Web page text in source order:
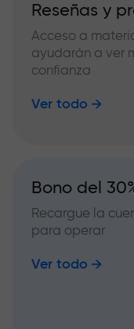
Reseñas y
Acceso a
ayudarán a ver
confianza
Ver todo
Bono del
Recargue la
para operar
Ver todo